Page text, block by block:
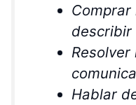
describir
Hablar